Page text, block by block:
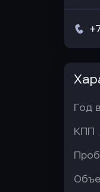
Год
КПП